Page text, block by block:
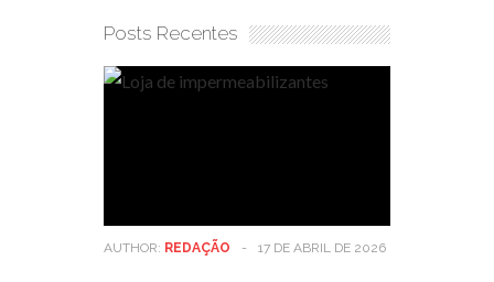
Posts Recentes
AUTHOR: REDAÇÃO - 17 DE ABRIL DE 2026